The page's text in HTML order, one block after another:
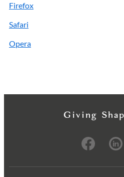
Firefox
Safari
Opera